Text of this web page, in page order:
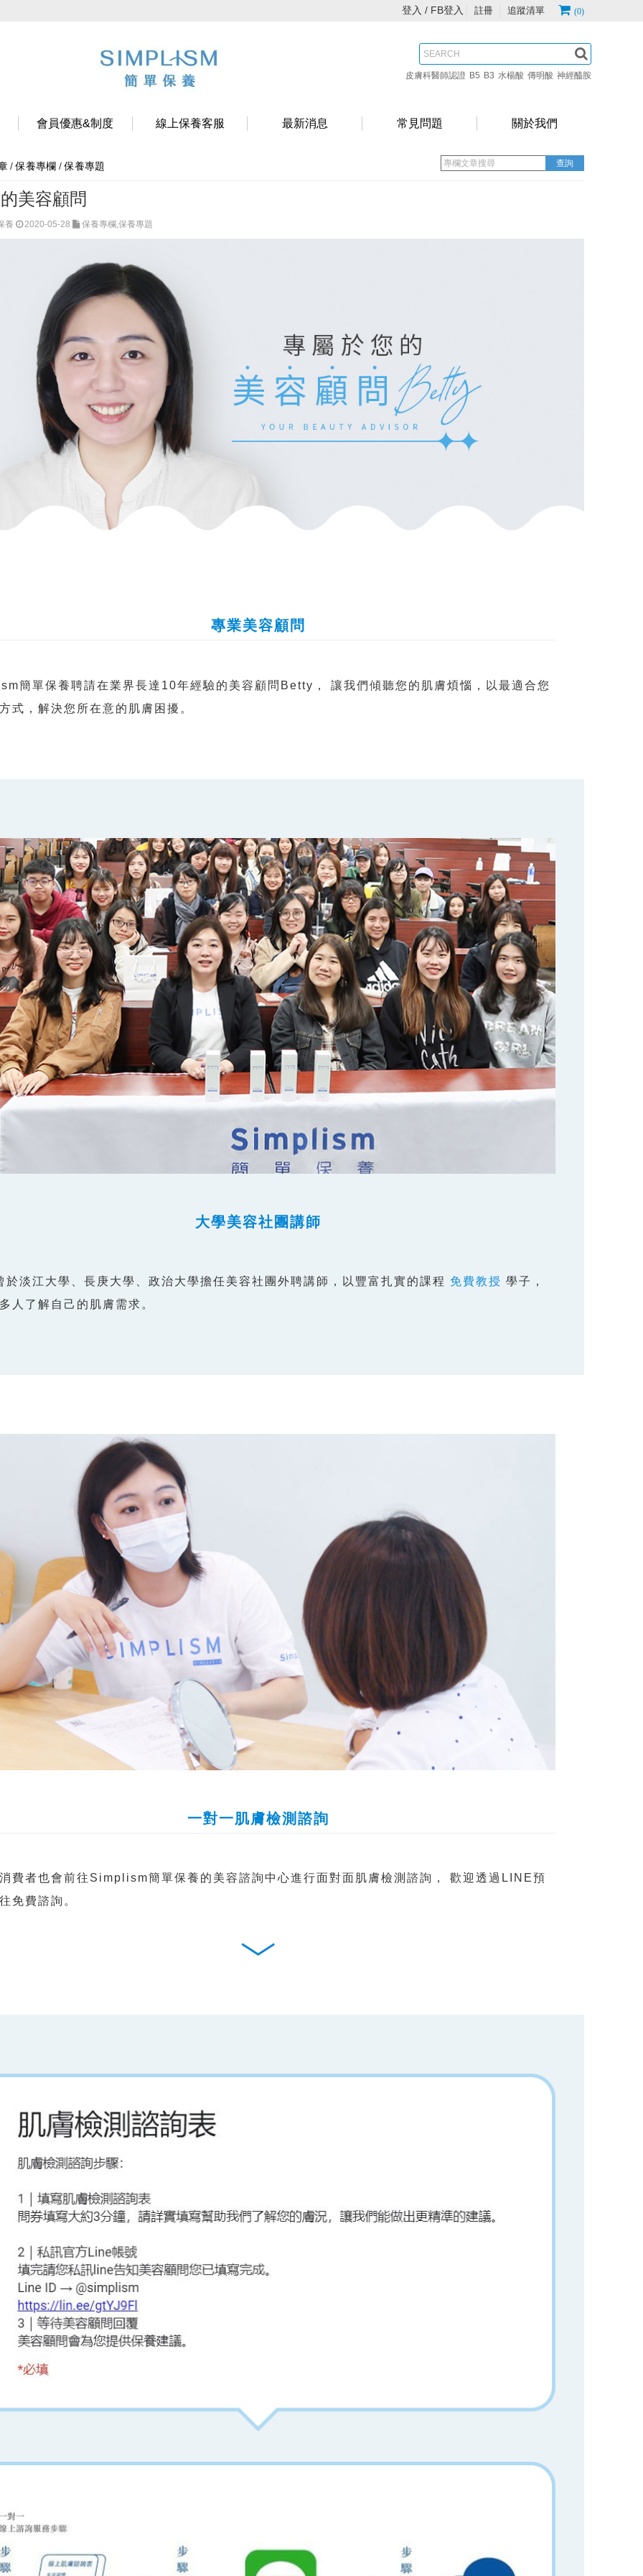
(0)
登入 / FB登入 註冊 追蹤清單
皮膚科醫師認證 B5 B3 水楊酸 傳明酸 神經醯胺
會員優惠&制度 線上保養客服 最新消息 常見問題 關於我們
/保養專欄 /保養專題
美容顧問
養 2020-05-28 保養專欄,保養專題
專業美容顧問
簡單保養聘請在業界長達10年經驗的美容顧問Betty， 讓我們傾聽您的肌膚煩惱，以最適合您
式，解決您所在意的肌膚困擾。
大學美容社團講師
於淡江大學、長庚大學、政治大學擔任美容社團外聘講師，以豐富扎實的課程 免費教授 學子，
人了解自己的肌膚需求。
一對一肌膚檢測諮詢
費者也會前往Simplism簡單保養的美容諮詢中心進行面對面肌膚檢測諮詢， 歡迎透過LINE預
免費諮詢。